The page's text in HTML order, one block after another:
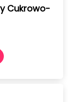
Cukrowo-